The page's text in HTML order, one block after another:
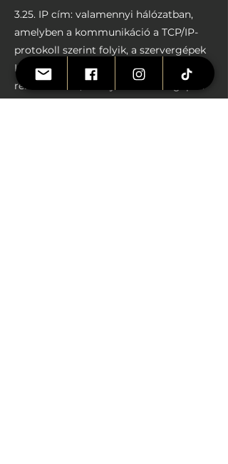
3.25. IP cím: valamennyi hálózatban,
amelyben a kommunikáció a TCP/IP-
protokoll szerint folyik, a szervergépek
IP-címmel, azaz azonosítószámmal
rendelkeznek, amelyek az adott gépek